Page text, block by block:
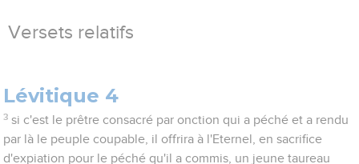
Versets relatifs
Lévitique 4
3 si c'est le prêtre consacré par onction qui a péché et a rendu
par là le peuple coupable, il offrira à l'Eternel, en sacrifice
d'expiation pour le péché qu'il a commis, un jeune taureau